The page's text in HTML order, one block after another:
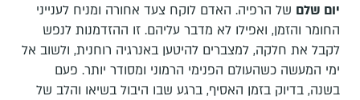
יום שלם של הרפיה. האדם לוקח צעד אחורה ומניח לענייני
החומר והזמן, ואפילו לא מדבר עליהם. זו ההזדמנות לנפש
לקבל את חלקה, למצברים להיטען באנרגיה רוחנית, ולשוב אל
ימי המעשה כשהעולם הפנימי הרמוני ומסודר יותר. פעם
בשנה, בדיוק בזמן האסיף, ברגע שבו היבול בשיאו והלב של